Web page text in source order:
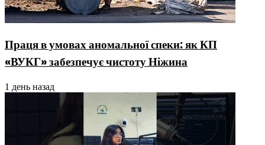
Праця в умовах аномальної спеки: як КП
«ВУКГ» забезпечує чистоту Ніжина
1 день назад